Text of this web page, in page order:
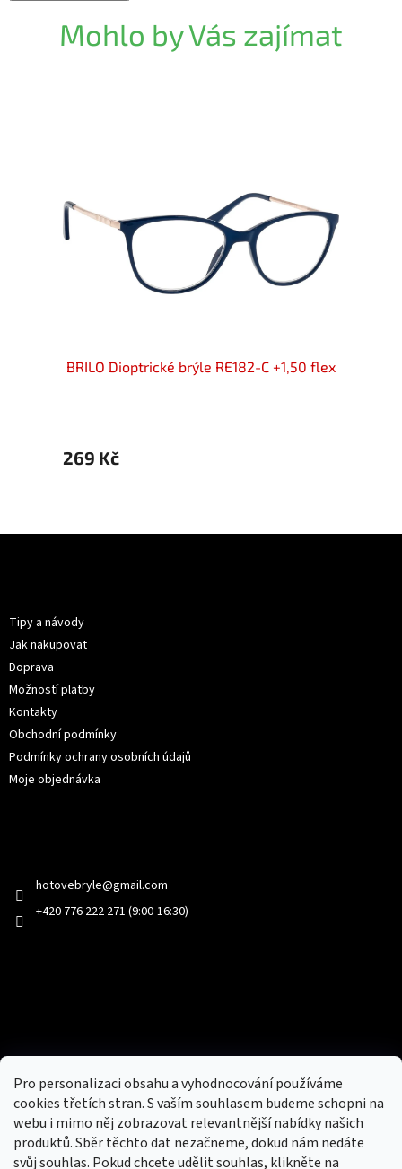
Pro personalizaci obsahu a vyhodnocování používáme
cookies třetích stran. S vaším souhlasem budeme schopni na
webu i mimo něj zobrazovat relevantnější nabídky našich
produktů. Sběr těchto dat nezačneme, dokud nám nedáte
svůj souhlas. Pokud chcete udělit souhlas, klikněte na
Mohlo by Vás zajímat
BRILO Dioptrické brýle RE182-C +1,50 flex
269 Kč
Tipy a návody
Jak nakupovat
Doprava
Možností platby
Kontakty
Obchodní podmínky
Podmínky ochrany osobních údajů
Moje objednávka
hotovebryle@gmail.com
+420 776 222 271 (9:00-16:30)